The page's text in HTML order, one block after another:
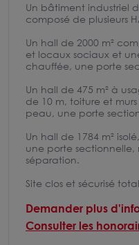
Un bâtiment industriel
composé de plusieurs
Un hall de 2000 m²
et locaux sociaux et
chauffée, une porte
Un hall de 475 m² à
de 10 m, toiture et
peau, une porte
Un hall de 1784 m²
une porte sectionnelle,
séparation.
Site clos et sécurisé
Demander plus
Consulter les